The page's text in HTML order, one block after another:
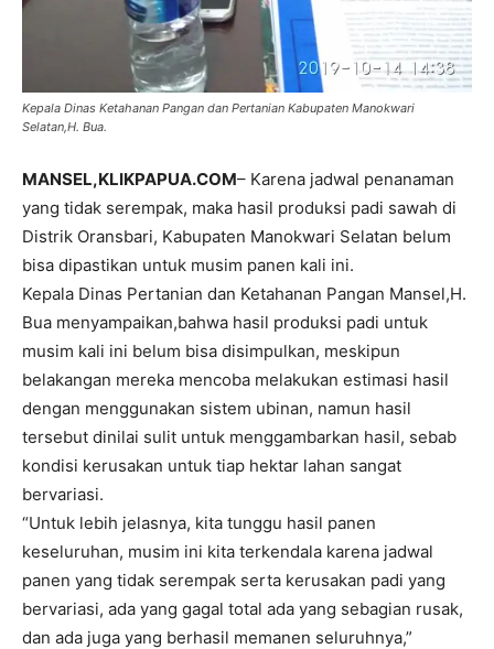
Kepala Dinas Ketahanan Pangan dan Pertanian Kabupaten Manokwari
Selatan,H. Bua.
MANSEL,KLIKPAPUA.COM– Karena jadwal penanaman
yang tidak serempak, maka hasil produksi padi sawah di
Distrik Oransbari, Kabupaten Manokwari Selatan belum
bisa dipastikan untuk musim panen kali ini.
Kepala Dinas Pertanian dan Ketahanan Pangan Mansel,H.
Bua menyampaikan,bahwa hasil produksi padi untuk
musim kali ini belum bisa disimpulkan, meskipun
belakangan mereka mencoba melakukan estimasi hasil
dengan menggunakan sistem ubinan, namun hasil
tersebut dinilai sulit untuk menggambarkan hasil, sebab
kondisi kerusakan untuk tiap hektar lahan sangat
bervariasi.
“Untuk lebih jelasnya, kita tunggu hasil panen
keseluruhan, musim ini kita terkendala karena jadwal
panen yang tidak serempak serta kerusakan padi yang
bervariasi, ada yang gagal total ada yang sebagian rusak,
dan ada juga yang berhasil memanen seluruhnya,”